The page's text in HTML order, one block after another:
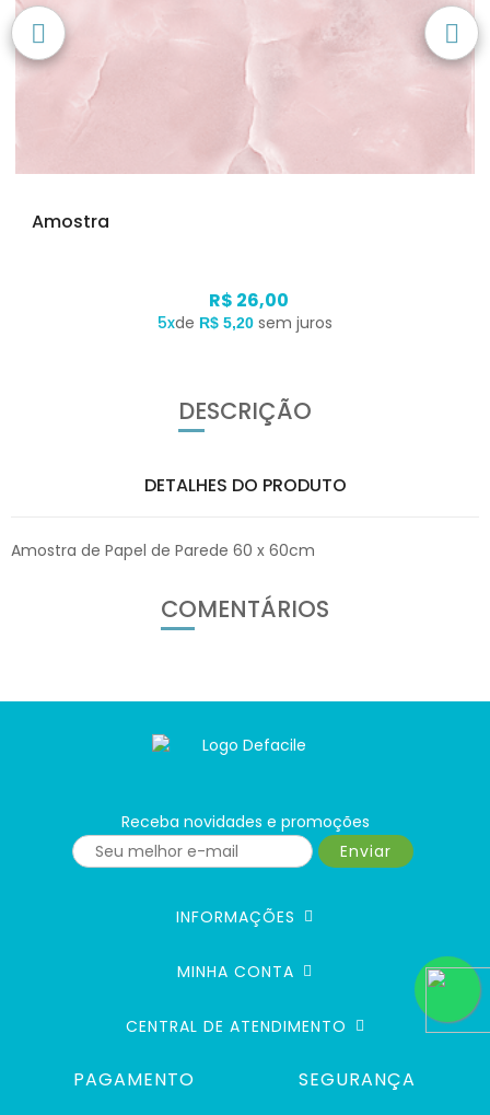
Amostra
R$ 26,00
5xde R$ 5,20 sem juros
DESCRIÇÃO
DETALHES DO PRODUTO
Amostra de Papel de Parede 60 x 60cm
COMENTÁRIOS
Receba novidades e promoções
Enviar
INFORMAÇÕES
MINHA CONTA
CENTRAL DE ATENDIMENTO
PAGAMENTO SEGURANÇA